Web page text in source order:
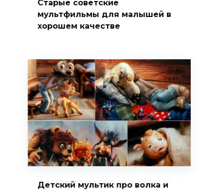
Старые советские
мультфильмы для малышей в
хорошем качестве
Детский мультик про волка и